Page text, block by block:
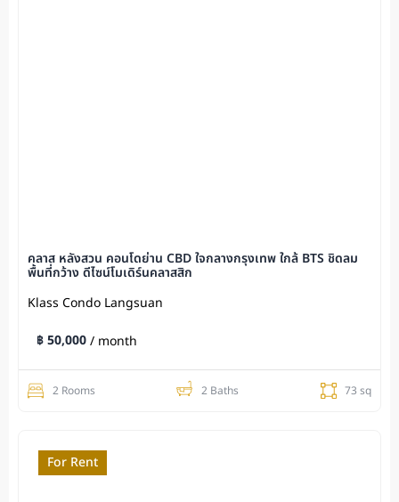
คลาส หลังสวน คอนโดย่าน CBD ใจกลางกรุงเทพ ใกล้ BTS ชิดลม
พื้นที่กว้าง ดีไซน์โมเดิร์นคลาสสิก
Klass Condo Langsuan
฿ 50,000/ month
2 Rooms 2 Baths 73 sq
For Rent